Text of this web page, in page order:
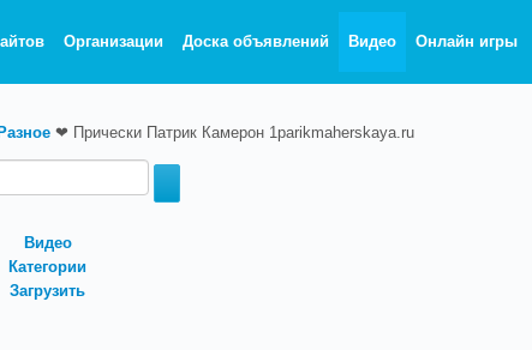
Организации Доска объявлений Видео Онлайн игры
Разное ❤ Прически Патрик Камерон 1parikmaherskaya.ru
Видео
Категории
Загрузить